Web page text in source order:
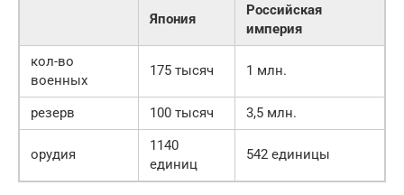
Япония
Российская
империя
кол-во
военных
175 тысяч 1 млн.
резерв 100 тысяч 3,5 млн.
орудия
1140
единиц
542 единицы